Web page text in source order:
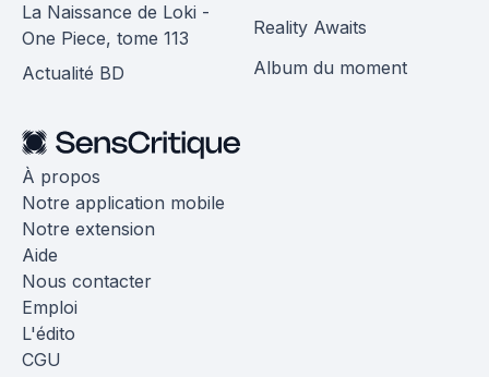
La Naissance de Loki -
One Piece, tome 113
Actualité BD
Reality Awaits
Album du moment
À propos
Notre application mobile
Notre extension
Aide
Nous contacter
Emploi
L'édito
CGU